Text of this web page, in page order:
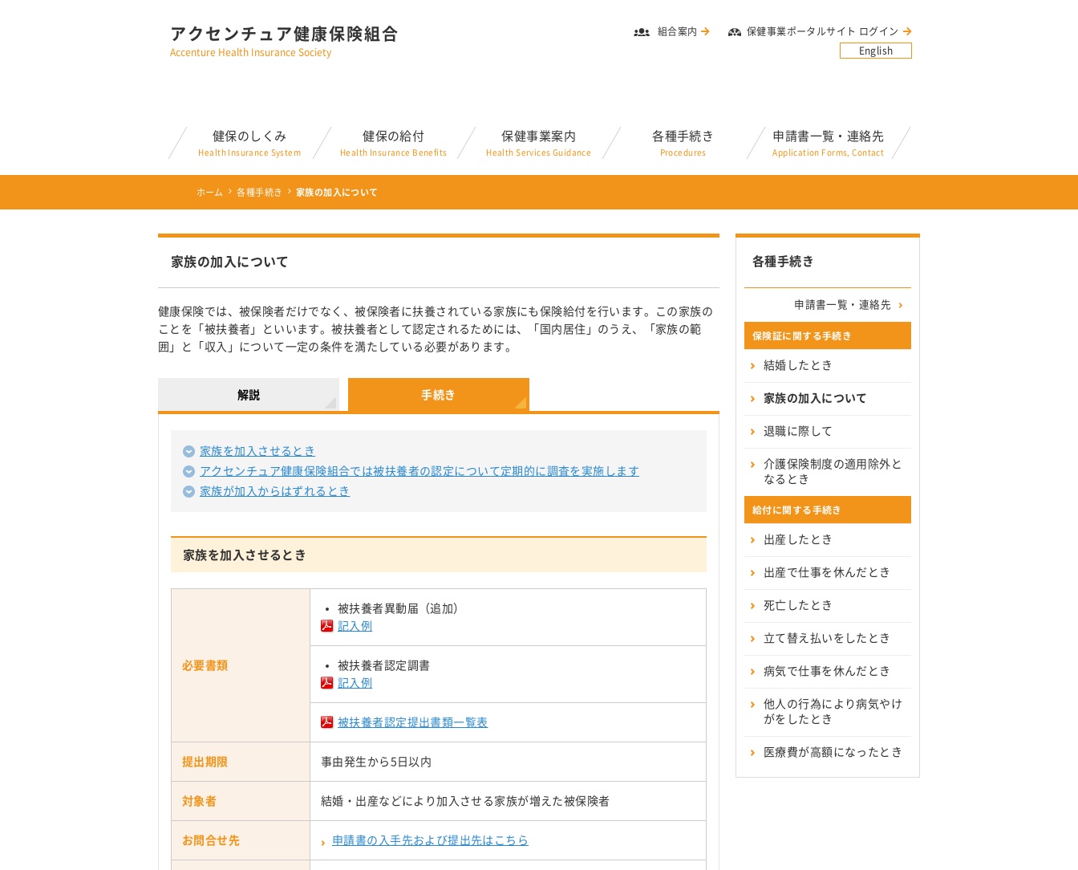
アクセンチュア健康保険組合
Accenture Health Insurance Society
組合案内
保健事業ポータルサイト ログイン
English
健保のしくみ
Health Insurance System
健保の給付
Health Insurance Benefits
保健事業案内
Health Services Guidance
各種手続き
Procedures
申請書一覧・連絡先
Application Forms, Contact
ホーム 各種手続き 家族の加入について
家族の加入について
健康保険では、被保険者だけでなく、被保険者に扶養されている家族にも保険給付を行います。この家族の
ことを「被扶養者」といいます。被扶養者として認定されるためには、「国内居住」のうえ、「家族の範
囲」と「収入」について一定の条件を満たしている必要があります。
解説 手続き
家族を加入させるとき
アクセンチュア健康保険組合では被扶養者の認定について定期的に調査を実施します
家族が加入からはずれるとき
家族を加入させるとき
必要書類
被扶養者異動届（追加）
記入例
被扶養者認定調書
記入例
被扶養者認定提出書類一覧表
提出期限 事由発生から5日以内
対象者 結婚・出産などにより加入させる家族が増えた被保険者
お問合せ先 申請書の入手先および提出先はこちら
各種手続き
申請書一覧・連絡先
保険証に関する手続き
結婚したとき
家族の加入について
退職に際して
介護保険制度の適用除外と
なるとき
給付に関する手続き
出産したとき
出産で仕事を休んだとき
死亡したとき
立て替え払いをしたとき
病気で仕事を休んだとき
他人の行為により病気やけ
がをしたとき
医療費が高額になったとき